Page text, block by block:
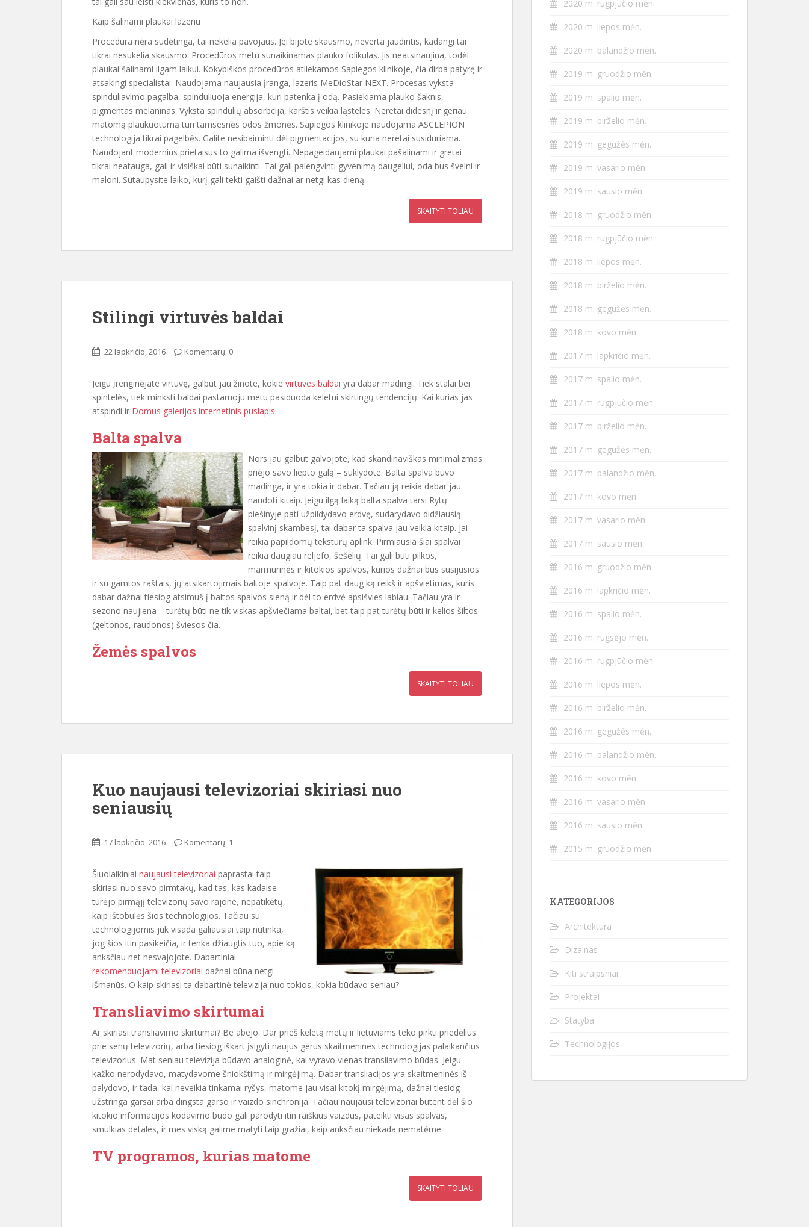
Kaip šalinami plaukai lazeriu
Procedūra nėra sudėtinga, tai nekelia pavojaus. Jei bijote skausmo, neverta jaudintis, kadangi tai
tikrai nesukelia skausmo. Procedūros metu sunaikinamas plauko folikulas. Jis neatsinaujina, todėl
plaukai šalinami ilgam laikui. Kokybiškos procedūros atliekamos Sapiegos klinikoje, čia dirba patyrę ir
atsakingi specialistai. Naudojama naujausia įranga, lazeris MeDioStar NEXT. Procesas vyksta
spinduliavimo pagalba, spinduliuoja energija, kuri patenka į odą. Pasiekiama plauko šaknis,
pigmentas melaninas. Vyksta spindulių absorbcija, karštis veikia ląsteles. Neretai didesnį ir geriau
matomą plaukuotumą turi tamsesnės odos žmonės. Sapiegos klinikoje naudojama ASCLEPION
technologija tikrai pagelbės. Galite nesibaiminti dėl pigmentacijos, su kuria neretai susiduriama.
Naudojant modernius prietaisus to galima išvengti. Nepageidaujami plaukai pašalinami ir gretai
tikrai neatauga, gali ir visiškai būti sunaikinti. Tai gali palengvinti gyvenimą daugeliui, oda bus švelni ir
maloni. Sutaupysite laiko, kurį gali tekti gaišti dažnai ar netgi kas dieną.
SKAITYTI TOLIAU
Stilingi virtuvės baldai
22 lapkričio, 2016 Komentarų: 0
Jeigu įrenginėjate virtuvę, galbūt jau žinote, kokie virtuves baldai yra dabar madingi. Tiek stalai bei
spintelės, tiek minksti baldai pastaruoju metu pasiduoda keletui skirtingų tendencijų. Kai kurias jas
atspindi ir Domus galerijos internetinis puslapis.
Balta spalva
Nors jau galbūt galvojote, kad skandinaviškas minimalizmas
priėjo savo liepto galą – suklydote. Balta spalva buvo
madinga, ir yra tokia ir dabar. Tačiau ją reikia dabar jau
naudoti kitaip. Jeigu ilgą laiką balta spalva tarsi Rytų
piešinyje pati užpildydavo erdvę, sudarydavo didžiausią
spalvinį skambesį, tai dabar ta spalva jau veikia kitaip. Jai
reikia papildomų tekstūrų aplink. Pirmiausia šiai spalvai
reikia daugiau reljefo, šešėlių. Tai gali būti pilkos,
marmurinės ir kitokios spalvos, kurios dažnai bus susijusios
ir su gamtos raštais, jų atsikartojimais baltoje spalvoje. Taip pat daug ką reikš ir apšvietimas, kuris
dabar dažnai tiesiog atsimuš į baltos spalvos sieną ir dėl to erdvė apsišvies labiau. Tačiau yra ir
sezono naujiena – turėtų būti ne tik viskas apšviečiama baltai, bet taip pat turėtų būti ir kelios šiltos
(geltonos, raudonos) šviesos čia.
Žemės spalvos
SKAITYTI TOLIAU
Kuo naujausi televizoriai skiriasi nuo
seniausių
17 lapkričio, 2016 Komentarų: 1
Šiuolaikiniai naujausi televizoriai paprastai taip
skiriasi nuo savo pirmtakų, kad tas, kas kadaise
turėjo pirmąjį televizorių savo rajone, nepatikėtų,
kaip ištobulės šios technologijos. Tačiau su
technologijomis juk visada galiausiai taip nutinka,
jog šios itin pasikeičia, ir tenka džiaugtis tuo, apie ką
anksčiau net nesvajojote. Dabartiniai
rekomenduojami televizoriai dažnai būna netgi
išmanūs. O kaip skiriasi ta dabartinė televizija nuo tokios, kokia būdavo seniau?
Transliavimo skirtumai
Ar skiriasi transliavimo skirtumai? Be abejo. Dar prieš keletą metų ir lietuviams teko pirkti priedėlius
prie senų televizorių, arba tiesiog iškart įsigyti naujus gerus skaitmenines technologijas palaikančius
televizorius. Mat seniau televizija būdavo analoginė, kai vyravo vienas transliavimo būdas. Jeigu
kažko nerodydavo, matydavome šniokštimą ir mirgėjimą. Dabar transliacijos yra skaitmeninės iš
palydovo, ir tada, kai neveikia tinkamai ryšys, matome jau visai kitokį mirgėjimą, dažnai tiesiog
užstringa garsai arba dingsta garso ir vaizdo sinchronija. Tačiau naujausi televizoriai būtent dėl šio
kitokio informacijos kodavimo būdo gali parodyti itin raiškius vaizdus, pateikti visas spalvas,
smulkias detales, ir mes viską galime matyti taip gražiai, kaip anksčiau niekada nematėme.
TV programos, kurias matome
SKAITYTI TOLIAU
2020 m. rugpjūčio mėn.
2020 m. liepos mėn.
2020 m. balandžio mėn.
2019 m. gruodžio mėn.
2019 m. spalio mėn.
2019 m. birželio mėn.
2019 m. gegužės mėn.
2019 m. vasario mėn.
2019 m. sausio mėn.
2018 m. gruodžio mėn.
2018 m. rugpjūčio mėn.
2018 m. liepos mėn.
2018 m. birželio mėn.
2018 m. gegužės mėn.
2018 m. kovo mėn.
2017 m. lapkričio mėn.
2017 m. spalio mėn.
2017 m. rugpjūčio mėn.
2017 m. birželio mėn.
2017 m. gegužės mėn.
2017 m. balandžio mėn.
2017 m. kovo mėn.
2017 m. vasario mėn.
2017 m. sausio mėn.
2016 m. gruodžio mėn.
2016 m. lapkričio mėn.
2016 m. spalio mėn.
2016 m. rugsėjo mėn.
2016 m. rugpjūčio mėn.
2016 m. liepos mėn.
2016 m. birželio mėn.
2016 m. gegužės mėn.
2016 m. balandžio mėn.
2016 m. kovo mėn.
2016 m. vasario mėn.
2016 m. sausio mėn.
2015 m. gruodžio mėn.
KATEGORIJOS
Architektūra
Dizainas
Kiti straipsniai
Projektai
Statyba
Technologijos